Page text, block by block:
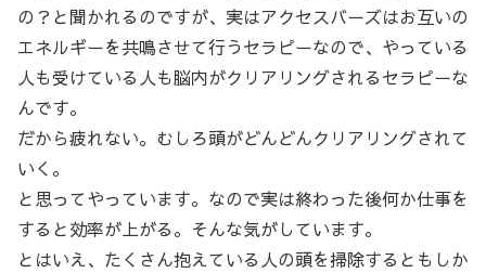
の？と聞かれるのですが、実はアクセスバーズはお互いの
エネルギーを共鳴させて行うセラピーなので、やっている
人も受けている人も脳内がクリアリングされるセラピーな
んです。
だから疲れない。むしろ頭がどんどんクリアリングされて
いく。
と思ってやっています。なので実は終わった後何か仕事を
すると効率が上がる。そんな気がしています。
とはいえ、たくさん抱えている人の頭を掃除するともしか